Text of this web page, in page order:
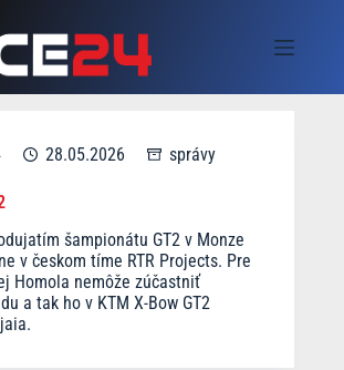
28.05.2026 správy
šampionátu GT2 v Monze
v českom tíme RTR Projects. Pre
Homola nemôže zúčastniť
a tak ho v KTM X-Bow GT2